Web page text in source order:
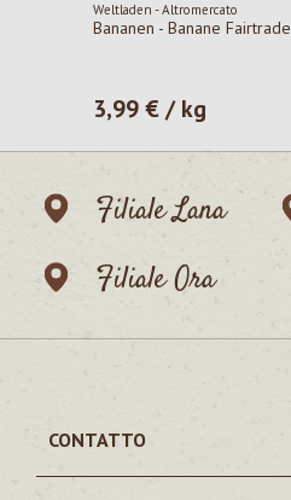
Weltladen - Altromercato
Bananen - Banane Fairtrade
Prezzo normale:
3,99 € / kg
Filiale Lana
Filiale Ora
CONTATTO